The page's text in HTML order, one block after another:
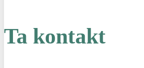
Ta kontakt